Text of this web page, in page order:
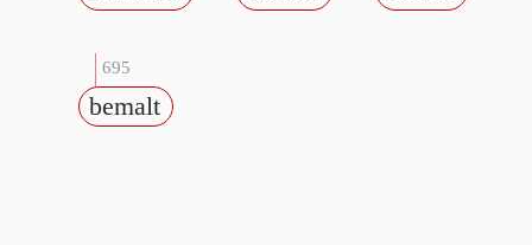
695
bemalt